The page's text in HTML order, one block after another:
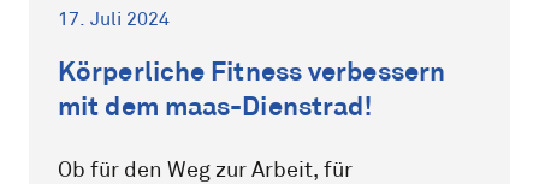
17. Juli 2024
Körperliche Fitness verbessern
mit dem maas-Dienstrad!
Ob für den Weg zur Arbeit, für